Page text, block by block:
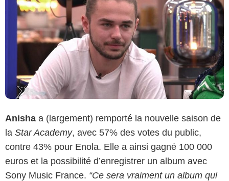
Anisha a (largement) remporté la nouvelle saison de
la Star Academy, avec 57% des votes du public,
contre 43% pour Enola. Elle a ainsi gagné 100 000
euros et la possibilité d’enregistrer un album avec
Sony Music France. “Ce sera vraiment un album qui